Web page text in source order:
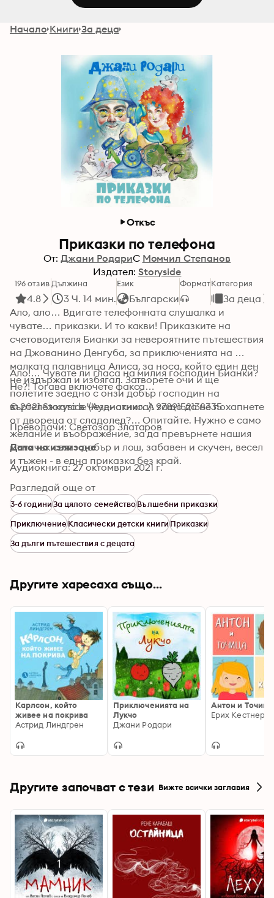
Начало Книги За деца
Откъс
Приказки по телефона
От: Джани РодариС Момчил Степанов
Издател: Storyside
196 отзив
4.8
Дължина
3 Ч. 14 мин.
Език
Български
ФорматКатегория
За деца
Ало, ало… Вдигате телефонната слушалка и
чувате… приказки. И то какви! Приказките на
счетоводителя Бианки за невероятните пътешествия
на Джованино Денгуба, за приключенията на
малката палавница Алиса, за носа, който един ден
не издържал и избягал. Затворете очи и ще
полетите заедно с онзи добър господин на
въртележката в Чезенатико. А защо да не похапнете
от двореца от сладолед?… Опитайте. Нужно е само
желание и въображение, за да превърнете нашия
мъничък свят - добър и лош, забавен и скучен, весел
и тъжен - в една приказка без край.
Ало!… Чувате ли гласа на милия господин Бианки?
Не?! Тогава включете факса…
© 2021 Storyside (Аудиокнига): 9789152138335
Преводачи: Светозар Златаров
Дата на излизане
Аудиокнига: 27 октомври 2021 г.
Разгледай още от
3-6 годиниЗа цялото семействоВълшебни приказки
ПриключениеКласически детски книгиПриказки
За дълги пътешествия с децата
Другите харесаха също...
Карлсон, който
живее на покрива
Астрид Линдгрен
Приключенията на
Лукчо
Джани Родари
Антон и Точица
Ерих Кестнер
Другите започват с тези Вижте всички заглавия